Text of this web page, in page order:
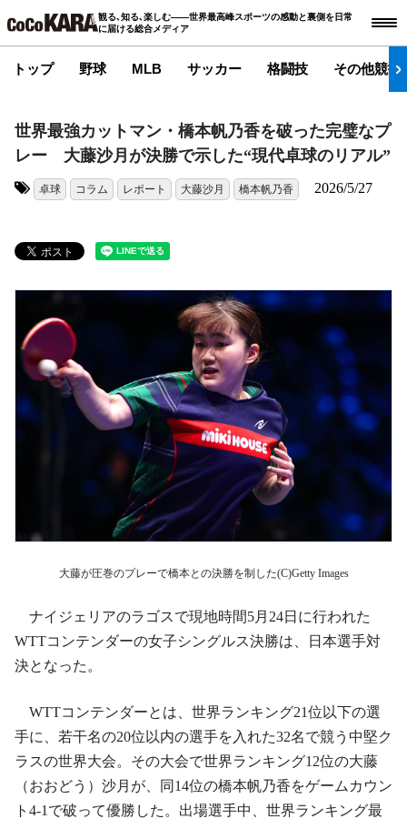
観る､知る､楽しむ――世界最高峰スポーツの感動と裏側を日常
に届ける総合メディア
トップ 野球 MLB サッカー 格闘技 その他競技
世界最強カットマン・橋本帆乃香を破った完璧なプ
レー 大藤沙月が決勝で示した“現代卓球のリアル”
卓球 コラム レポート 大藤沙月 橋本帆乃香 2026/5/27
大藤が圧巻のプレーで橋本との決勝を制した(C)Getty Images
ナイジェリアのラゴスで現地時間5月24日に行われた
WTTコンテンダーの女子シングルス決勝は、日本選手対
決となった。
WTTコンテンダーとは、世界ランキング21位以下の選
手に、若干名の20位以内の選手を入れた32名で競う中堅ク
ラスの世界大会。その大会で世界ランキング12位の大藤
（おおどう）沙月が、同14位の橋本帆乃香をゲームカウン
ト4-1で破って優勝した。出場選手中、世界ランキング最